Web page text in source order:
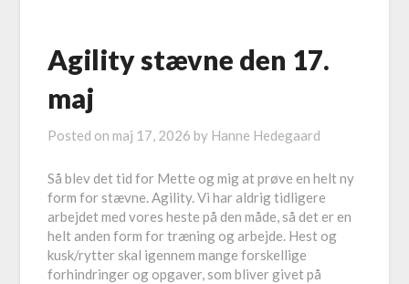
Agility stævne den 17.
maj
Posted on maj 17, 2026 by Hanne Hedegaard
Så blev det tid for Mette og mig at prøve en helt ny
form for stævne. Agility. Vi har aldrig tidligere
arbejdet med vores heste på den måde, så det er en
helt anden form for træning og arbejde. Hest og
kusk/rytter skal igennem mange forskellige
forhindringer og opgaver, som bliver givet på